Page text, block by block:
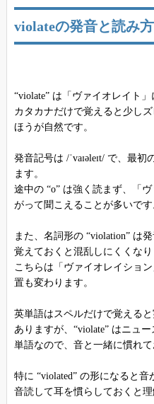
violateの発音と読み方
“violate” は「ヴァイオレイト」
カタカナだけで覚えると少し
ほうが自然です。
発音記号は /ˈvaɪəleɪt/ で、最
ます。
途中の “o” は強く読まず、「
がって聞こえることが多いです
また、名詞形の “violation” は
覚えておくと混乱しにくくなり
こちらは「ヴァイオレイショ
置も変わります。
英単語はスペルだけで覚える
ありますが、“violate” はニュ
単語なので、音と一緒に慣れて
特に “violated” の形になると音
音読して耳を慣らしておくと理